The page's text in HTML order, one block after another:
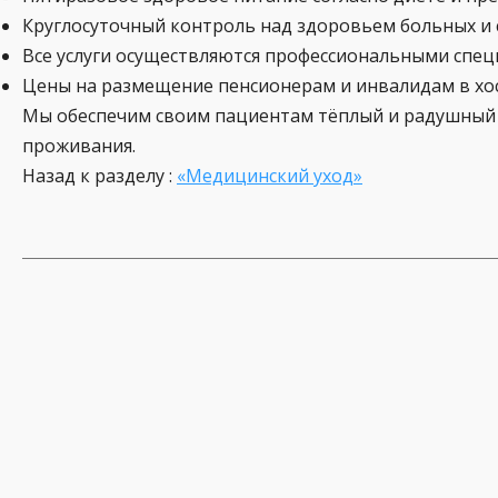
Круглосуточный контроль над здоровьем больных
Все услуги осуществляются профессиональными
Цены на размещение пенсионерам и инвалидам в
Мы обеспечим своим пациентам тёплый и радушный
проживания.
Назад к разделу : «Медицинский уход»